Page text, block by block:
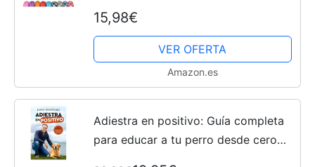
Entrenamiento Cuerda para Perros
Pequeños,...
15,98€
VER OFERTA
Amazon.es
Adiestra en positivo: Guía completa
para educar a tu perro desde cero